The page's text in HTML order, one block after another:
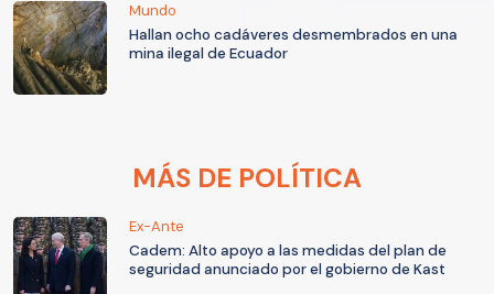
Mundo
Hallan ocho cadáveres desmembrados en una
mina ilegal de Ecuador
MÁS DE POLÍTICA
Ex-Ante
Cadem: Alto apoyo a las medidas del plan de
seguridad anunciado por el gobierno de Kast